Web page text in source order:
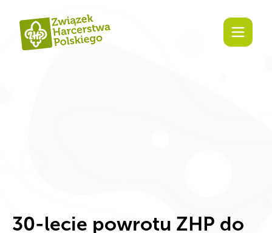
30-lecie powrotu ZHP do